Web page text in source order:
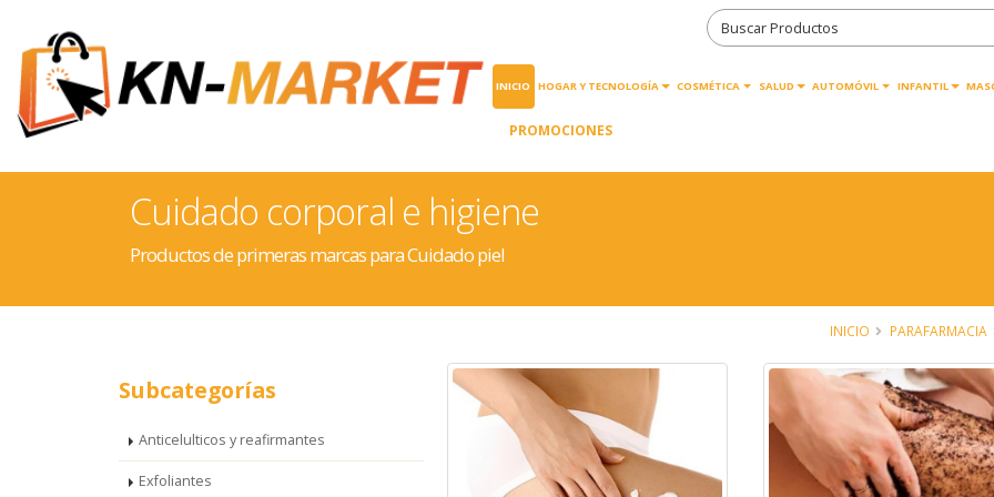
INICIO HOGAR Y TECNOLOGÍA COSMÉTICA SALUD AUTOMÓVIL INFANTIL
PROMOCIONES
Cuidado corporal e higiene
Productos de primeras marcas para Cuidado piel
INICIO PARAFARMACIA
Subcategorías
Anticelulticos y reafirmantes
Exfoliantes